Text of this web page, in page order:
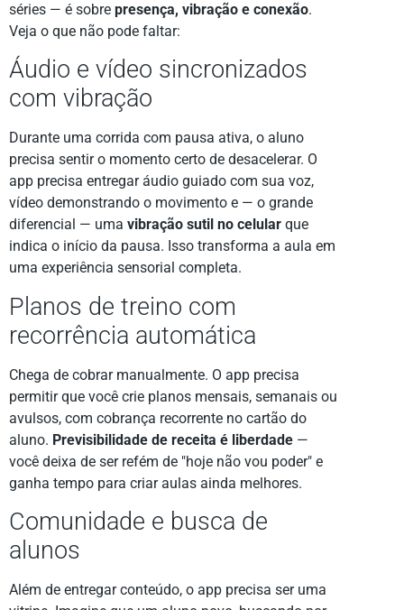
séries — é sobre presença, vibração e conexão.
Veja o que não pode faltar:
Áudio e vídeo sincronizados
com vibração
Durante uma corrida com pausa ativa, o aluno
precisa sentir o momento certo de desacelerar. O
app precisa entregar áudio guiado com sua voz,
vídeo demonstrando o movimento e — o grande
diferencial — uma vibração sutil no celular que
indica o início da pausa. Isso transforma a aula em
uma experiência sensorial completa.
Planos de treino com
recorrência automática
Chega de cobrar manualmente. O app precisa
permitir que você crie planos mensais, semanais ou
avulsos, com cobrança recorrente no cartão do
aluno. Previsibilidade de receita é liberdade —
você deixa de ser refém de "hoje não vou poder" e
ganha tempo para criar aulas ainda melhores.
Comunidade e busca de
alunos
Além de entregar conteúdo, o app precisa ser uma